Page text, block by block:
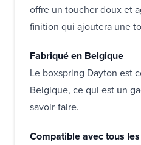
offre un toucher doux et
finition qui ajoutera une
Fabriqué en Belgique
Le boxspring Dayton est
Belgique, ce qui est un
savoir-faire.
Compatible avec tous